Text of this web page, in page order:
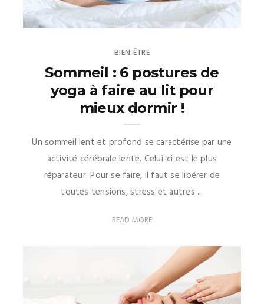
BIEN-ÊTRE
Sommeil : 6 postures de
yoga à faire au lit pour
mieux dormir !
Un sommeil lent et profond se caractérise par une
activité cérébrale lente. Celui-ci est le plus
réparateur. Pour se faire, il faut se libérer de
toutes tensions, stress et autres ...
READ MORE